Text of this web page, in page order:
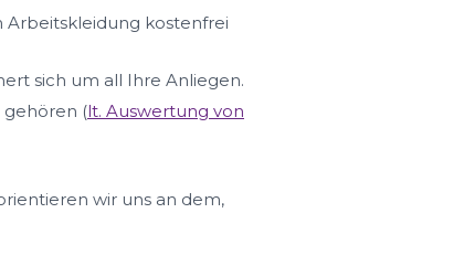
kostenfrei
sich um all Ihre Anliegen.
gehören (lt. Auswertung von
wir uns an dem,